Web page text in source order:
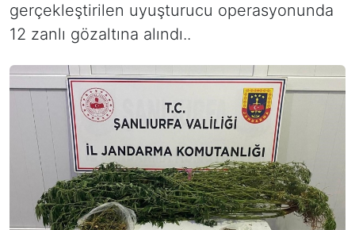
gerçekleştirilen uyuşturucu operasyonunda
12 zanlı gözaltına alındı..